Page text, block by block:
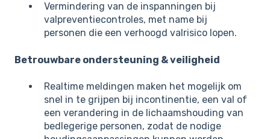
Vermindering van de inspanningen bij
valpreventiecontroles, met name bij
personen die een verhoogd valrisico lopen.
Betrouwbare ondersteuning & veiligheid
Realtime meldingen maken het mogelijk om
snel in te grijpen bij incontinentie, een val of
een verandering in de lichaamshouding van
bedlegerige personen, zodat de nodige